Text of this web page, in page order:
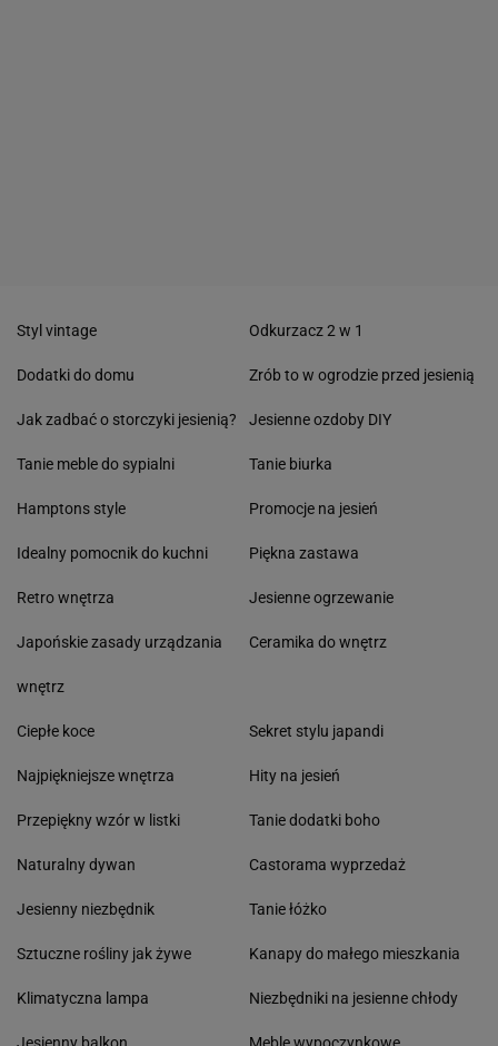
Styl vintage
Dodatki do domu
Jak zadbać o storczyki jesienią?
Tanie meble do sypialni
Hamptons style
Idealny pomocnik do kuchni
Retro wnętrza
Japońskie zasady urządzania
wnętrz
Odkurzacz 2 w 1
Zrób to w ogrodzie przed jesienią
Jesienne ozdoby DIY
Tanie biurka
Promocje na jesień
Piękna zastawa
Jesienne ogrzewanie
Ceramika do wnętrz
Ciepłe koce
Najpiękniejsze wnętrza
Przepiękny wzór w listki
Naturalny dywan
Jesienny niezbędnik
Sztuczne rośliny jak żywe
Klimatyczna lampa
Sekret stylu japandi
Hity na jesień
Tanie dodatki boho
Castorama wyprzedaż
Tanie łóżko
Kanapy do małego mieszkania
Niezbędniki na jesienne chłody